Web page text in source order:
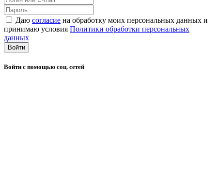
Даю согласие на обработку моих персональных данных и
принимаю условия Политики обработки персональных
данных
Войти
Войти с помощью соц. сетей